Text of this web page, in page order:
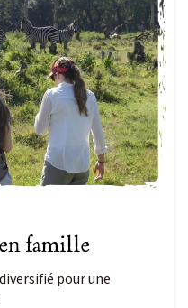
sur-mesure ?
?
famille
pour une